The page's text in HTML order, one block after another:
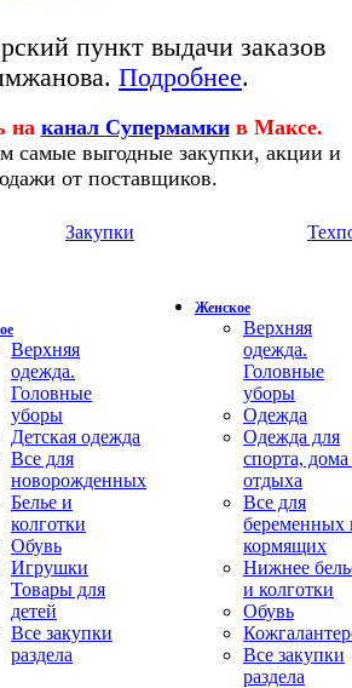
пункт выдачи заказов
Подробнее.
на канал Супермамки в Максе.
самые выгодные закупки, акции и
от поставщиков.
Закупки
Верхняя
одежда.
Головные
уборы
Детская одежда
Все для
новорожденных
Белье и
колготки
Обувь
Игрушки
Товары для
детей
Все закупки
раздела
Женское
Верхняя
одежда.
Головные
уборы
Одежда
Одежда для
спорта,
отдыха
Все для
беременных
кормящих
Нижнее
и колготки
Обувь
Все закупки
раздела